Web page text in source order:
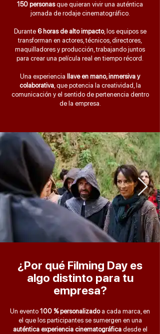
150 personasque quieran vivir una auténtica
jornada de rodaje cinematográfico.
Durante 6 horas de alto impacto, los equipos se
transforman en actores, técnicos, directores,
maquilladores y producción, trabajando juntos
para crear una película real en tiempo récord.
Una experiencia
llave en mano, inmersiva y
colaborativa, que potencia la creatividad, la
comunicación y el sentido de pertenencia dentro
de la empresa.
¿Por qué Filming Day es
algo distinto para tu
empresa?
Un evento 100 % personalizadoa cada marca, en
el que los participantes se sumergen en una
auténtica experiencia cinematográficadesde el